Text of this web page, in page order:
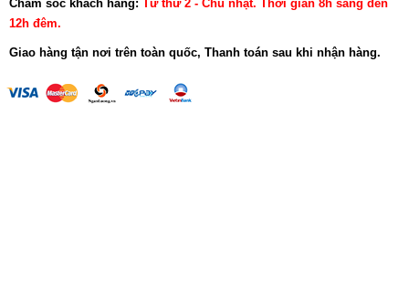
Chăm sóc khách hàng: Từ thứ 2 - Chủ nhật. Thời gian 8h sáng đến
12h đêm.
Giao hàng tận nơi trên toàn quốc, Thanh toán sau khi nhận hàng.